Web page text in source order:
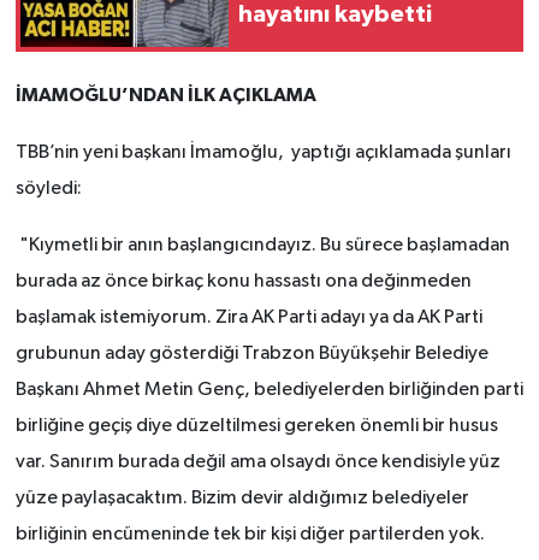
hayatını kaybetti
İMAMOĞLU’NDAN İLK AÇIKLAMA
TBB’nin yeni başkanı İmamoğlu, yaptığı açıklamada şunları
söyledi:
"Kıymetli bir anın başlangıcındayız. Bu sürece başlamadan
burada az önce birkaç konu hassastı ona değinmeden
başlamak istemiyorum. Zira AK Parti adayı ya da AK Parti
grubunun aday gösterdiği Trabzon Büyükşehir Belediye
Başkanı Ahmet Metin Genç, belediyelerden birliğinden parti
birliğine geçiş diye düzeltilmesi gereken önemli bir husus
var. Sanırım burada değil ama olsaydı önce kendisiyle yüz
yüze paylaşacaktım. Bizim devir aldığımız belediyeler
birliğinin encümeninde tek bir kişi diğer partilerden yok.